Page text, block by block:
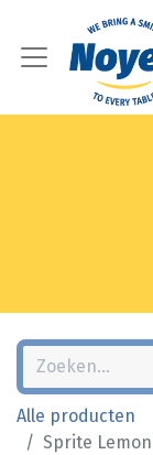
Alle producten
Sprite